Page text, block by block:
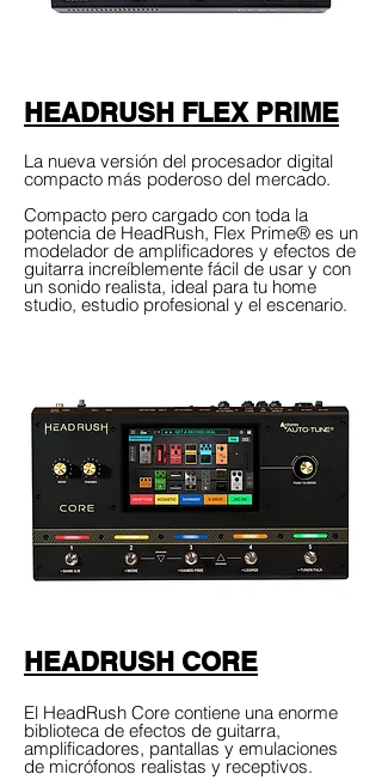
HEADRUSH FLEX PRIME
La nueva versión del procesador digital
compacto más poderoso del mercado.
Compacto pero cargado con toda la
potencia de HeadRush, Flex Prime® es un
modelador de amplificadores y efectos de
guitarra increíblemente fácil de usar y con
un sonido realista, ideal para tu home
studio, estudio profesional y el escenario.
HEADRUSH CORE
El HeadRush Core contiene una enorme
biblioteca de efectos de guitarra,
amplificadores, pantallas y emulaciones
de micrófonos realistas y receptivos.